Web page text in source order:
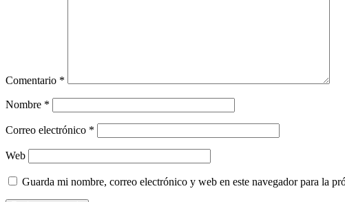
Comentario *
Nombre *
Correo electrónico *
Web
Guarda mi nombre, correo electrónico y web en este navegador para la